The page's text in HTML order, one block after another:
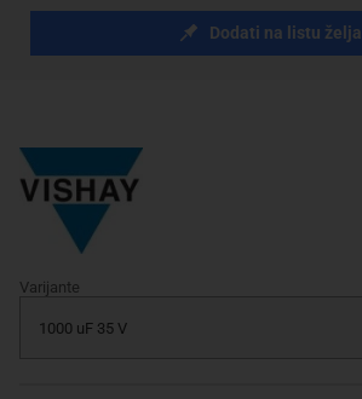
Dodati na listu želja
Varijante